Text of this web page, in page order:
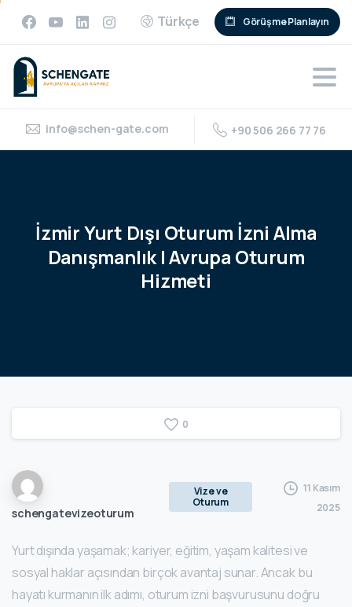
Türkçe Görüşme Planlayın
info@schen-gate.com +90 506 266 77 76
İzmirYurt Dışı Oturum İzni Alma
Danışmanlık |Avrupa Oturum
Hizmeti
0
schengatevizeoturum
Vize ve
Oturum
11 Kasım
2025
Yurt dışında yaşamak; kariyer, eğitim, yaşam kalitesi ve
sosyal haklar açısından birçok avantaj sunar. Ancak bu
hayatı kurmanın ilk adımı, oturum izni başvurusunu doğru